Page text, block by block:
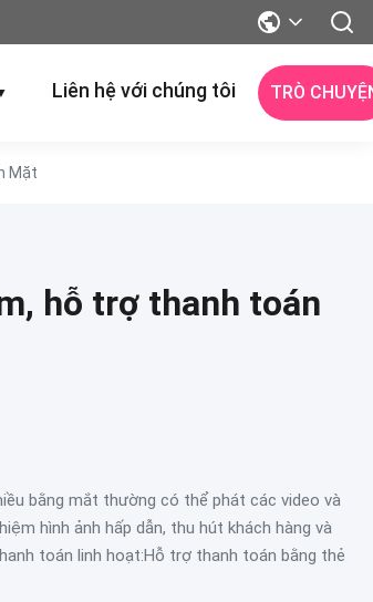
Liên hệ với chúng tôi TRÒ
Mặt
hỗ trợ thanh toán
bằng mắt thường có thể phát các video và
hình ảnh hấp dẫn, thu hút khách hàng và
toán linh hoạt:Hỗ trợ thanh toán bằng thẻ